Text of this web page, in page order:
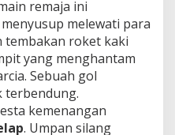
remaja ini
melewati para
tembakan roket kaki
yang menghantam
Sebuah gol
terbendung.
kemenangan
. Umpan silang